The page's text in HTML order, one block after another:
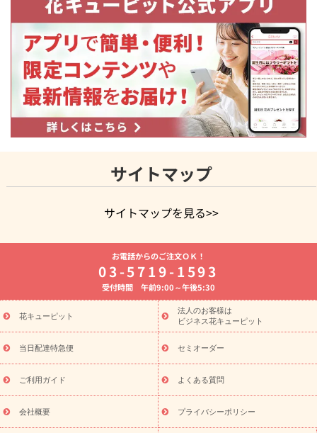
サイトマップ
サイトマップを見る>>
よく贈られる花
お祝いの花特集
誕生日フラワーギフト特集
8月の誕生花(トルコキキョウ)
開店・開業祝い
お供え・お悔やみ お供え・お悔やみの花
通夜・葬儀に贈る花 胡蝶蘭・花鉢
ーブドフラワー
季節のイベント
ひまわり ギフト・プレゼント
特集
お盆 花（新盆・初盆） 季節のイベント
お盆 花（新
盆・初盆）
お盆 花（新盆・初盆）
お盆・お供え 花とセットギ
フト
お盆・お供え プリザーブドフラワー
ひまわり ギフト・プ
レゼント特集
夏の花贈り・お中元・暑中見舞い 花のギフト特集
敬老の日におくる花ギフト・プレゼント特集
花ギフト・プレゼント特集
敬老の日 花のおすすめランキング
敬
老の日 花鉢植えのギフト・プレゼント特集
敬老の日 花とセットギ
フト・プレゼント特集
敬老の日の花 全てのギフト一覧
キャン
お電話からのご注文ＯＫ！
03-5719-1593
受付時間 午前9:00～午後5:30
花キューピット
法人のお客様は
ビジネス花キューピット
当日配達特急便 セミオーダー
ご利用ガイド よくある質問
会社概要 プライバシーポリシー